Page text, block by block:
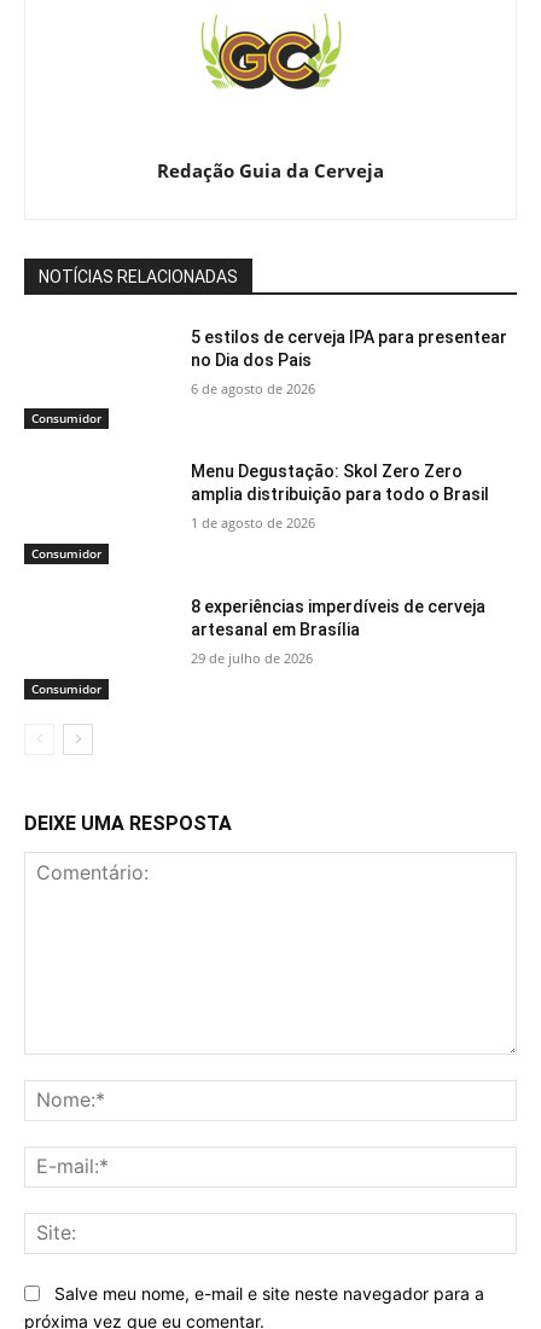
Redação Guia da Cerveja
NOTÍCIAS RELACIONADAS
Consumidor
5 estilos de cerveja IPA para presentear
no Dia dos Pais
6 de agosto de 2026
Consumidor
Menu Degustação: Skol Zero Zero
amplia distribuição para todo o Brasil
1 de agosto de 2026
Consumidor
8 experiências imperdíveis de cerveja
artesanal em Brasília
29 de julho de 2026
DEIXE UMA RESPOSTA
Salve meu nome, e-mail e site neste navegador para a
próxima vez que eu comentar.